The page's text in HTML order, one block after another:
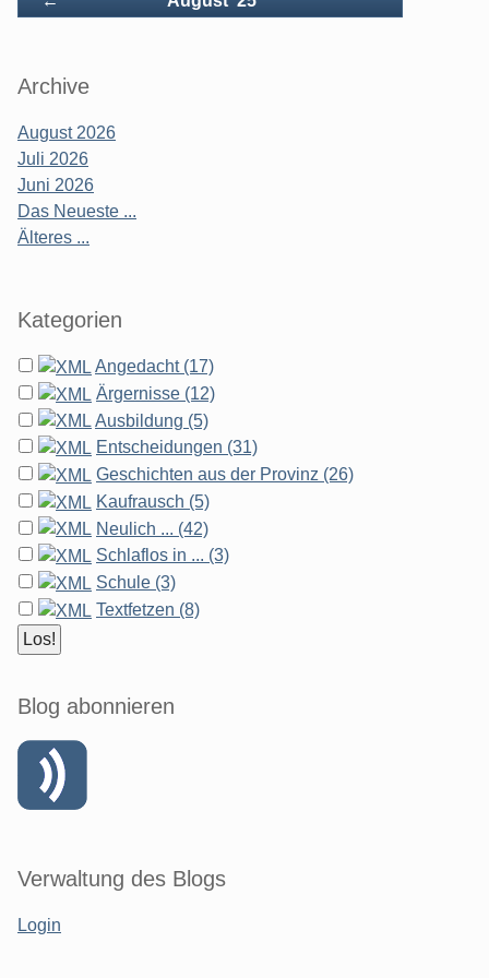
Archive
August 2026
Juli 2026
Juni 2026
Das Neueste ...
Älteres ...
Kategorien
Angedacht (17)
Ärgernisse (12)
Ausbildung (5)
Entscheidungen (31)
Geschichten aus der Provinz (26)
Kaufrausch (5)
Neulich ... (42)
Schlaflos in ... (3)
Schule (3)
Textfetzen (8)
Blog abonnieren
Verwaltung des Blogs
Login